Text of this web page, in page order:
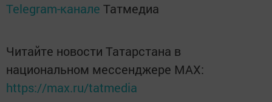
Telegram-канале Татмедиа
Читайте новости Татарстана в
национальном мессенджере MАХ:
https://max.ru/tatmedia